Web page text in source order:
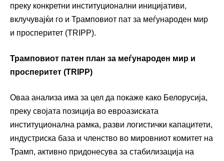
преку конкретни институционални иницијативи,
вклучувајќи го и Трамповиот пат за меѓународен мир
и просперитет (TRIPP).
Трамповиот патен план за меѓународен мир и
просперитет (TRIPP)
Оваа анализа има за цел да покаже како Белорусија,
преку својата позиција во евроазиската
институционална рамка, разви логистички капацитети,
индустриска база и членство во мировниот комитет на
Трамп, активно придонесува за стабилизација на